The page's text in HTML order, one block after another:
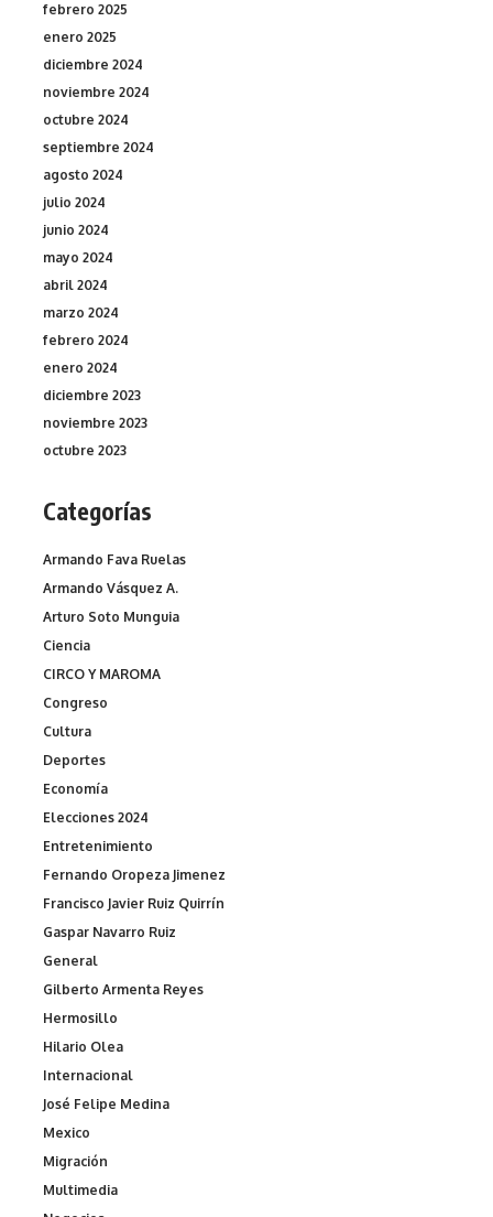
febrero 2025
enero 2025
diciembre 2024
noviembre 2024
octubre 2024
septiembre 2024
agosto 2024
julio 2024
junio 2024
mayo 2024
abril 2024
marzo 2024
febrero 2024
enero 2024
diciembre 2023
noviembre 2023
octubre 2023
Categorías
Armando Fava Ruelas
Armando Vásquez A.
Arturo Soto Munguia
Ciencia
CIRCO Y MAROMA
Congreso
Cultura
Deportes
Economía
Elecciones 2024
Entretenimiento
Fernando Oropeza Jimenez
Francisco Javier Ruiz Quirrín
Gaspar Navarro Ruiz
General
Gilberto Armenta Reyes
Hermosillo
Hilario Olea
Internacional
José Felipe Medina
Mexico
Migración
Multimedia